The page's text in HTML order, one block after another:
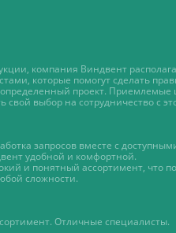
компания Виндвент
которые помогут сделать
определенный проект.
свой выбор на сотрудничество с
запросов вместе с
удобной и комфортной.
и понятный ассортимент, что
сложности.
Отличные специалисты.